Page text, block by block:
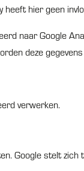
hier geen
naar Google
deze
verwerken.
Google stelt